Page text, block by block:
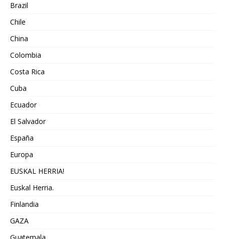
Brazil
Chile
China
Colombia
Costa Rica
Cuba
Ecuador
El Salvador
España
Europa
EUSKAL HERRIA!
Euskal Herria.
Finlandia
GAZA